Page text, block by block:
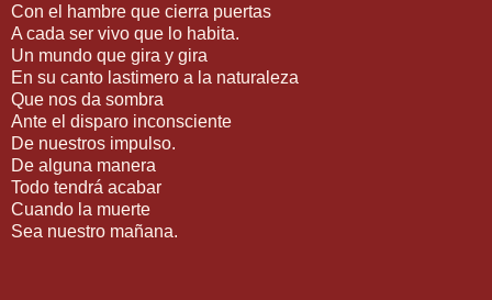
Con el hambre que cierra puertas
A cada ser vivo que lo habita.
Un mundo que gira y gira
En su canto lastimero a la naturaleza
Que nos da sombra
Ante el disparo inconsciente
De nuestros impulso.
De alguna manera
Todo tendrá acabar
Cuando la muerte
Sea nuestro mañana.